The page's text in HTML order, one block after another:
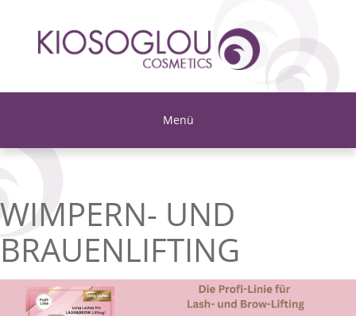
Menü
WIMPERN- UND
BRAUENLIFTING